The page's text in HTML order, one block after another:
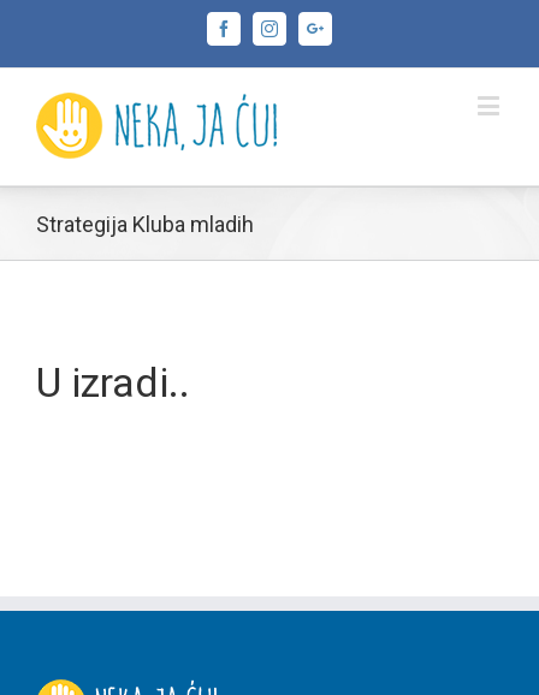
FacebookInstagramGoogle+
Strategija Kluba mladih
U izradi..